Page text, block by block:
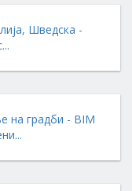
Шведска -
на градби - BIM